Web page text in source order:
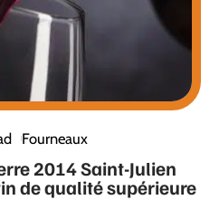
Fourneaux
2014 Saint-Julien
de qualité supérieure